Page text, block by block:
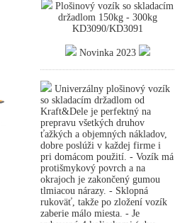
Plošinový vozík so skladacím
držadlom 150kg - 300kg
KD3090/KD3091
Novinka 2023
Univerzálny plošinový vozík
so skladacím držadlom od
Kraft&Dele je perfektný na
prepravu všetkých druhov
ťažkých a objemných nákladov,
dobre poslúži v každej firme i
pri domácom použití. - Vozík má
protišmykový povrch a na
okrajoch je zakončený gumou
tlmiacou nárazy. - Sklopná
rukoväť, takže po zložení vozík
zaberie málo miesta. - Je